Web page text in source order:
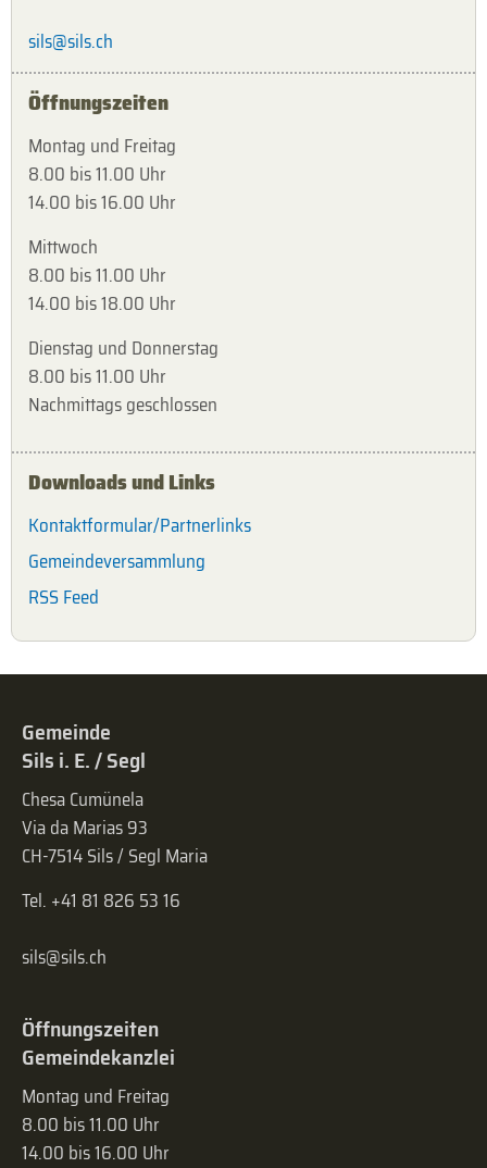
sils@sils.ch
Öffnungszeiten
Montag und Freitag
8.00 bis 11.00 Uhr
14.00 bis 16.00 Uhr
Mittwoch
8.00 bis 11.00 Uhr
14.00 bis 18.00 Uhr
Dienstag und Donnerstag
8.00 bis 11.00 Uhr
Nachmittags geschlossen
Downloads und Links
Kontaktformular/Partnerlinks
Gemeindeversammlung
RSS Feed
Gemeinde
Sils i. E. / Segl
Chesa Cumünela
Via da Marias 93
CH-7514 Sils / Segl Maria
Tel. +41 81 826 53 16
sils@sils.ch
Öffnungszeiten
Gemeindekanzlei
Montag und Freitag
8.00 bis 11.00 Uhr
14.00 bis 16.00 Uhr